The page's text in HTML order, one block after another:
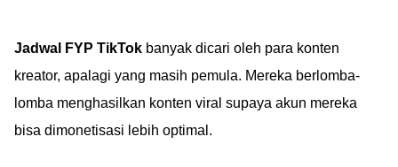
Jadwal FYP TikTok banyak dicari oleh para konten
kreator, apalagi yang masih pemula. Mereka berlomba-
lomba menghasilkan konten viral supaya akun mereka
bisa dimonetisasi lebih optimal.